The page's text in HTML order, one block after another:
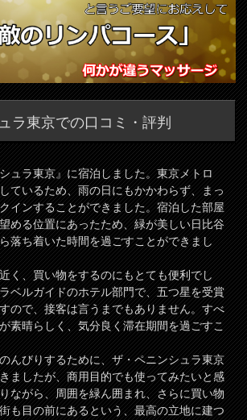
ラ東京での口コミ・評判
ュラ東京』に宿泊しました。東京メトロ
ているため、雨の日にもかかわらず、まっ
インすることができました。宿泊した部屋
める位置にあったため、緑が美しい日比谷
落ち着いた時間を過ごすことができまし
く、買い物をするのにもとても便利でし
ベルガイドのホテル部門で、五つ星を受賞
ので、接客は言うまでもありません。すべ
素晴らしく、気分良く滞在期間を過ごすこ
んびりするために、ザ・ペニンシュラ東京
ましたが、商用目的でも使ってみたいと感
ながら、周囲を緑ん囲まれ、さらに買い物
も目の前にあるという、最高の立地に建つ